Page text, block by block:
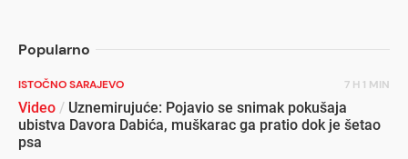
Popularno
ISTOČNO SARAJEVO 7 H 1 MIN
Video / Uznemirujuće: Pojavio se snimak pokušaja
ubistva Davora Dabića, muškarac ga pratio dok je šetao
psa